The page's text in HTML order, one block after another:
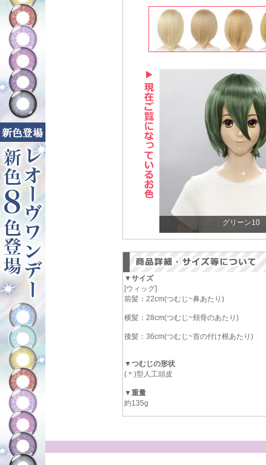
グリーン10
▼サイズ
[ウィッグ]
前髪：22cm(つむじ~鼻あたり)
横髪：28cm(つむじ~頬骨のあたり)
後髪：36cm(つむじ~首の付け根あたり)
▼つむじの形状
(＊)型人工頭皮
▼重量
約135g